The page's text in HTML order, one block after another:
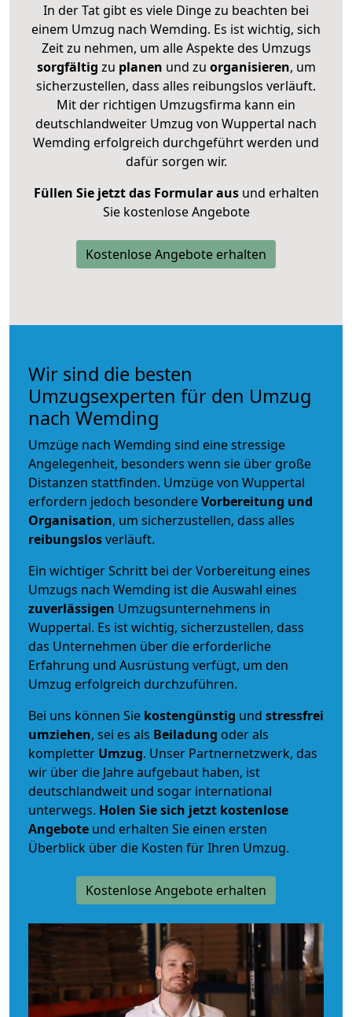
In der Tat gibt es viele Dinge zu beachten bei
einem Umzug nach Wemding. Es ist wichtig, sich
Zeit zu nehmen, um alle Aspekte des Umzugs
sorgfältig zu planen und zu organisieren, um
sicherzustellen, dass alles reibungslos verläuft.
Mit der richtigen Umzugsfirma kann ein
deutschlandweiter Umzug von Wuppertal nach
Wemding erfolgreich durchgeführt werden und
dafür sorgen wir.
Füllen Sie jetzt das Formular ausund erhalten
Sie kostenlose Angebote
Kostenlose Angebote erhalten
Wir sind die besten
Umzugsexperten für den Umzug
nach Wemding
Umzüge nach Wemding sind eine stressige
Angelegenheit, besonders wenn sie über große
Distanzen stattfinden. Umzüge von Wuppertal
erfordern jedoch besondereVorbereitung und
Organisation, um sicherzustellen, dass alles
reibungslosverläuft.
Ein wichtiger Schritt bei der Vorbereitung eines
Umzugs nach Wemding ist die Auswahl eines
zuverlässigen Umzugsunternehmens in
Wuppertal. Es ist wichtig, sicherzustellen, dass
das Unternehmen über die erforderliche
Erfahrung und Ausrüstung verfügt, um den
Umzug erfolgreich durchzuführen.
Bei uns können Sie kostengünstig und stressfrei
umziehen, sei es als Beiladung oder als
kompletter Umzug. Unser Partnernetzwerk, das
wir über die Jahre aufgebaut haben, ist
deutschlandweit und sogar international
unterwegs. Holen Sie sich jetzt kostenlose
Angebote und erhalten Sie einen ersten
Überblick über die Kosten für Ihren Umzug.
Kostenlose Angebote erhalten